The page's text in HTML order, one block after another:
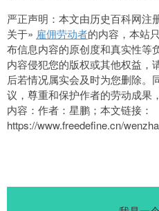
严正声明：本文由历史百科网注
关于» 雇佣劳动者的内容，本站
布信息内容的原创度和真实性等
内容侵犯您的版权或其他权益，
后若情况属实会及时为您删除。
议，尊重和保护作者的劳动成果
内容：作者：星鹏；本文链接：
https://www.freedefine.cn/